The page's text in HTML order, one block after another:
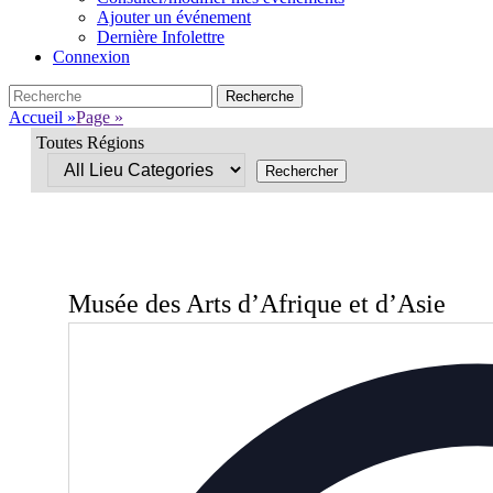
Ajouter un événement
Dernière Infolettre
Connexion
Search
Recherche
pour:
Accueil »Page »
Toutes Régions
Musée des Arts d’Afrique et d’Asie